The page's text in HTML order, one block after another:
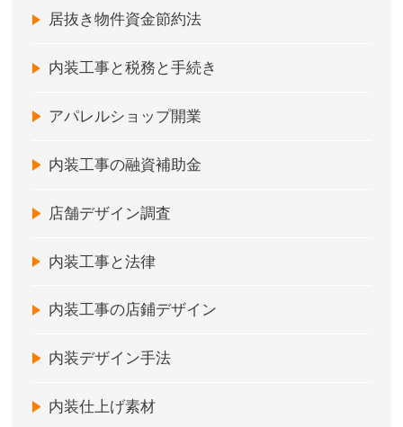
居抜き物件資金節約法
内装工事と税務と手続き
アパレルショップ開業
内装工事の融資補助金
店舗デザイン調査
内装工事と法律
内装工事の店鋪デザイン
内装デザイン手法
内装仕上げ素材